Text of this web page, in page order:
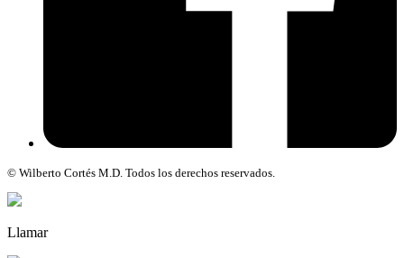
© Wilberto Cortés M.D. Todos los derechos reservados.
Llamar